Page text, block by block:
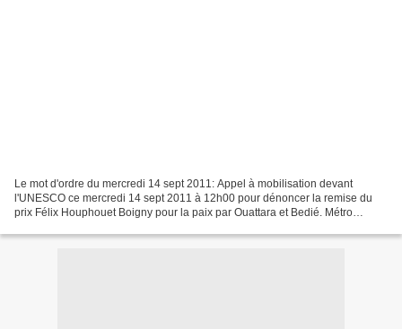
Le mot d'ordre du mercredi 14 sept 2011: Appel à mobilisation devant
l'UNESCO ce mercredi 14 sept 2011 à 12h00 pour dénoncer la remise du
prix Félix Houphouet Boigny pour la paix par Ouattara et Bedié. Métro